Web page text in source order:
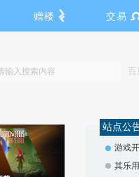
赠楼 交易
百
站点公
游戏
其乐